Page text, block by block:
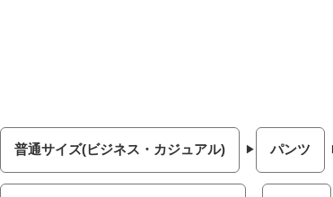
普通サイズ(ビジネス・カジュアル) パンツ